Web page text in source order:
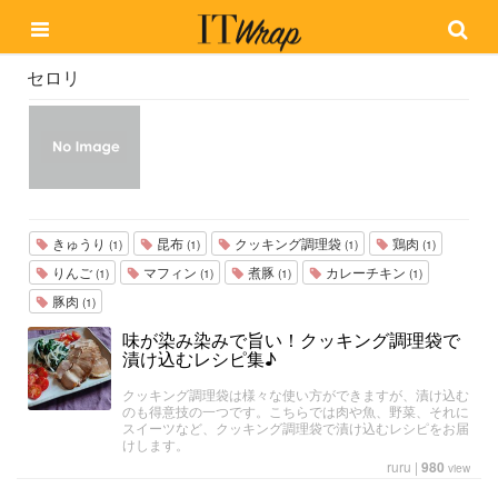
セロリ
きゅうり (1) 昆布 (1) クッキング調理袋 (1) 鶏肉 (1)
りんご (1) マフィン (1) 煮豚 (1) カレーチキン (1)
豚肉 (1)
味が染み染みで旨い！クッキング調理袋で
漬け込むレシピ集♪
クッキング調理袋は様々な使い方ができますが、漬け込む
のも得意技の一つです。こちらでは肉や魚、野菜、それに
スイーツなど、クッキング調理袋で漬け込むレシピをお届
けします。
ruru | 980 view